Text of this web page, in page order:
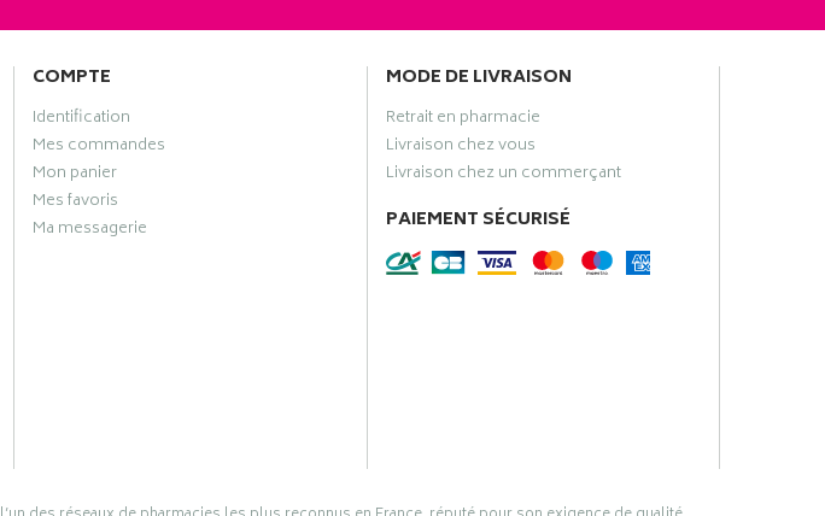
COMPTE
Identification
Mes commandes
Mon panier
Mes favoris
Ma messagerie
MODE DE LIVRAISON
Retrait en pharmacie
Livraison chez vous
Livraison chez un commerçant
PAIEMENT SÉCURISÉ